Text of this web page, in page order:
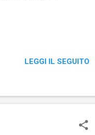
LEGGI IL SEGUITO